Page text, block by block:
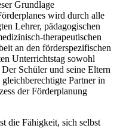
Grundlage
wird durch alle
Lehrer, pädagogischen
therapeutischen
an den förderspezifischen
Unterrichtstag sowohl
Schüler und seine Eltern
Partner in
der Förderplanung
die Fähigkeit, sich selbst